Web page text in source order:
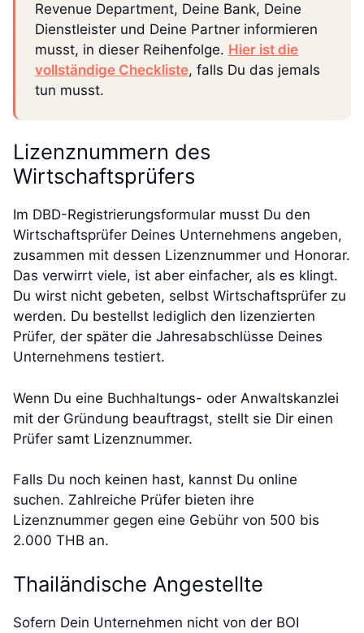
Revenue Department, Deine Bank, Deine
Dienstleister und Deine Partner informieren
musst, in dieser Reihenfolge. Hier ist die
vollständige Checkliste, falls Du das jemals
tun musst.
Lizenznummern des
Wirtschaftsprüfers
Im DBD-Registrierungsformular musst Du den
Wirtschaftsprüfer Deines Unternehmens angeben,
zusammen mit dessen Lizenznummer und Honorar.
Das verwirrt viele, ist aber einfacher, als es klingt.
Du wirst nicht gebeten, selbst Wirtschaftsprüfer zu
werden. Du bestellst lediglich den lizenzierten
Prüfer, der später die Jahresabschlüsse Deines
Unternehmens testiert.
Wenn Du eine Buchhaltungs- oder Anwaltskanzlei
mit der Gründung beauftragst, stellt sie Dir einen
Prüfer samt Lizenznummer.
Falls Du noch keinen hast, kannst Du online
suchen. Zahlreiche Prüfer bieten ihre
Lizenznummer gegen eine Gebühr von 500 bis
2.000 THB an.
Thailändische Angestellte
Sofern Dein Unternehmen nicht von der BOI